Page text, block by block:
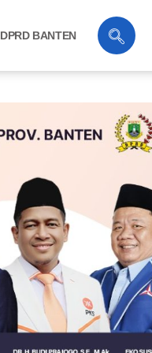
DPRD BANTEN